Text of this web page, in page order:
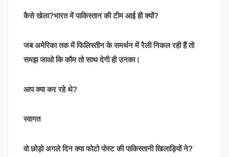
कैसे खेला?भारत में पाकिस्तान की टीम आई ही क्यों?
जब अमेरिका तक में फिलिस्तीन के समर्थन में रैली निकल रही हैं तो
समझ जाओ कि कौम तो साथ देगी ही उनका।
आप क्या कर रहे थे?
स्वागत
वो छोड़ो अगले दिन क्या फोटो पोस्ट की पाकिस्तानी खिलाड़ियों ने?